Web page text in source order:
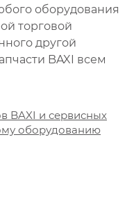
оборудования
торговой
другой
BAXI всем
BAXI и сервисных
оборудованию